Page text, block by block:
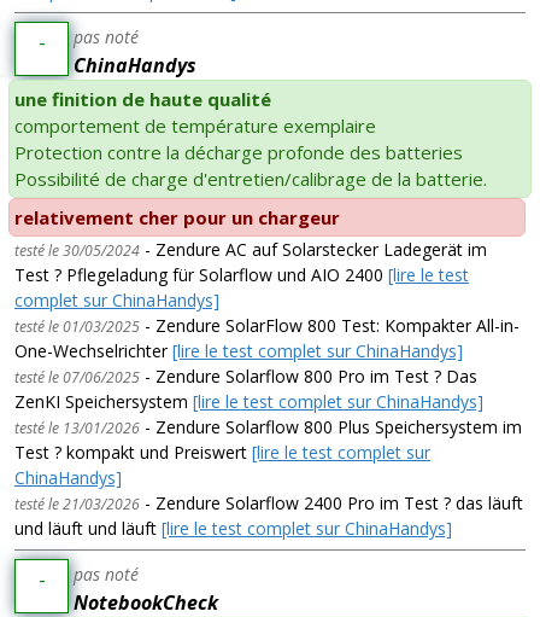
- pas noté
ChinaHandys
une finition de haute qualité
comportement de température exemplaire
Protection contre la décharge profonde des batteries
Possibilité de charge d'entretien/calibrage de la batterie.
relativement cher pour un chargeur
testé le 30/05/2024 - Zendure AC auf Solarstecker Ladegerät im
Test ? Pflegeladung für Solarflow und AIO 2400 [lire le test
complet sur ChinaHandys]
testé le 01/03/2025 - Zendure SolarFlow 800 Test: Kompakter All-in-
One-Wechselrichter[lire le test complet sur ChinaHandys]
testé le 07/06/2025 - Zendure Solarflow 800 Pro im Test ? Das
ZenKI Speichersystem [lire le test complet sur ChinaHandys]
testé le 13/01/2026 - Zendure Solarflow 800 Plus Speichersystem im
Test ? kompakt und Preiswert [lire le test complet sur
ChinaHandys]
testé le 21/03/2026 - Zendure Solarflow 2400 Pro im Test ? das läuft
und läuft und läuft [lire le test complet sur ChinaHandys]
- pas noté
NotebookCheck